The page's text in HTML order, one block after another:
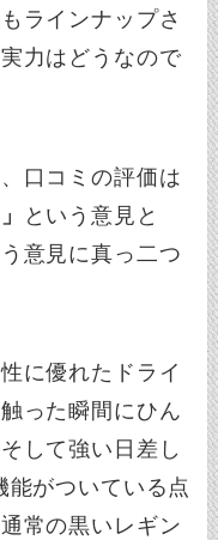
ラインナップさ
力はどうなので
口コミの評価は
という意見と
意見に真っ二つ
に優れたドライ
った瞬間にひん
して強い日差し
能がついている点
常の黒いレギン